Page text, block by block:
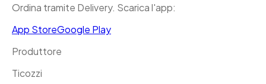
Ordina tramite Delivery. Scarica l'app:
App StoreGoogle Play
Produttore
Ticozzi